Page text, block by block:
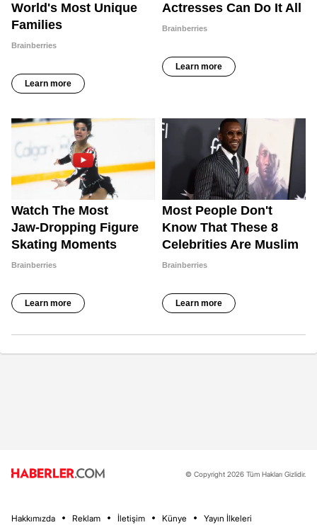
© Copyright 2026 Tüm Hakları Gizlidir.
Hakkımızda Reklam İletişim Künye Yayın İlkeleri